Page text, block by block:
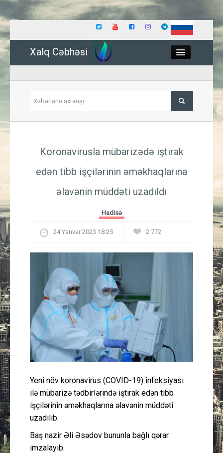
Xalq Cəbhəsi
İqtisadiyyat
Güney Azərbaycan
İdman
Layihə
Gündəm
Cəmiyyət
Əlaqə
Koronavirusla mübarizədə iştirak
edən tibb işçilərinin əməkhaqlarına
əlavənin müddəti uzadıldı
Hadisə
24 Yanvar 2023 18:25 2 772
Yeni növ koronavirus (COVID-19) infeksiyası
ilə mübarizə tədbirlərində iştirak edən tibb
işçilərinin əməkhaqlarına əlavənin müddəti
uzadılıb.
Baş nazir Əli Əsədov bununla bağlı qərar
imzalayıb.